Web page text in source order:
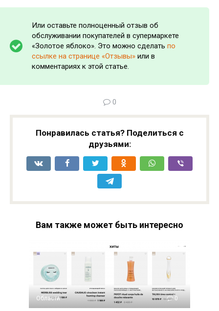
Или оставьте полноценный отзыв об
обслуживании покупателей в супермаркете
«Золотое яблоко». Это можно сделать по
ссылке на странице «Отзывы» или в
комментариях к этой статье.
0
Понравилась статья? Поделиться с
друзьями:
Вам также может быть интересно
Области 0